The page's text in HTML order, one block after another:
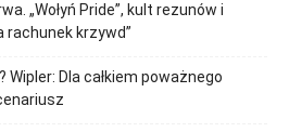
„Wołyń Pride”, kult rezunów i
rachunek krzywd”
Wipler: Dla całkiem poważnego